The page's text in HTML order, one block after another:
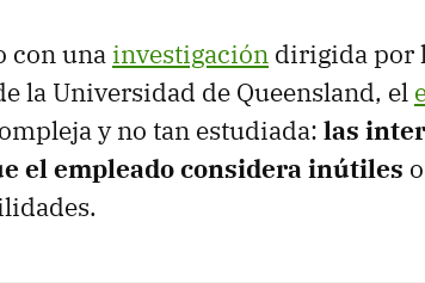
con una investigación dirigida por
la Universidad de Queensland, el
y no tan estudiada: las
el empleado considera inútiles